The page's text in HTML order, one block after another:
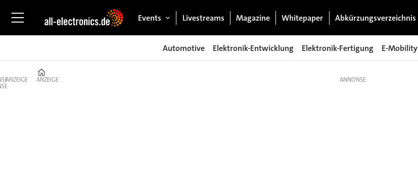
Events Livestreams Magazine Whitepaper Abkürzungsverzeichnis
Automotive Elektronik-Entwicklung Elektronik-Fertigung E-Mobility
ANZEIGE ANZEIGE